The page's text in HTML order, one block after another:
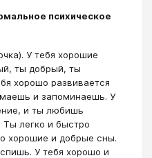
психическое
У тебя хорошие
ты добрый, ты
хорошо развивается
и запоминаешь. У
и ты любишь
легко и быстро
хорошие и добрые сны.
У тебя хорошо и